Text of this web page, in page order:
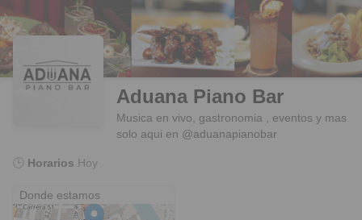
Aduana Piano Bar
Musica en vivo, gastronomia , eventos y mas
solo aqui en @aduanapianobar
🕒 Horarios Hoy
Donde estamos